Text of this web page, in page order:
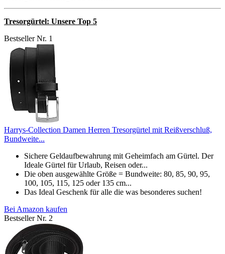
Tresorgürtel: Unsere Top 5
Bestseller Nr. 1
Harrys-Collection Damen Herren Tresorgürtel mit Reißverschluß,
Bundweite...
Sichere Geldaufbewahrung mit Geheimfach am Gürtel. Der
Ideale Gürtel für Urlaub, Reisen oder...
Die oben ausgewählte Größe = Bundweite: 80, 85, 90, 95,
100, 105, 115, 125 oder 135 cm...
Das Ideal Geschenk für alle die was besonderes suchen!
Bei Amazon kaufen
Bestseller Nr. 2